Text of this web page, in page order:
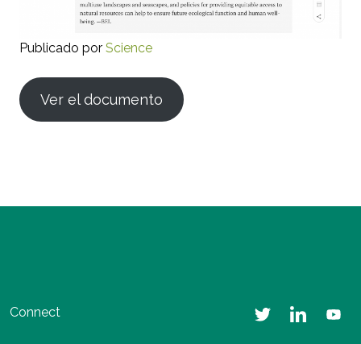
Publicado por Science
Ver el documento
Connect